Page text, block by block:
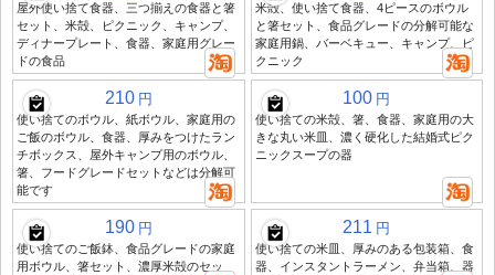
屋外使い捨て食器、三つ揃えの食器と箸
セット、米殻、ピクニック、キャンプ、
ディナープレート、食器、家庭用グレー
ドの食品
米殻、使い捨て食器、4ピースのボウル
と箸セット、食品グレードの分解可能な
家庭用鍋、バーベキュー、キャンプ、ピ
クニック
210 円
使い捨てのボウル、紙ボウル、家庭用の
ご飯のボウル、食器、厚みをつけたラン
チボックス、屋外キャンプ用のボウル、
箸、フードグレードセットなどは分解可
能です
100 円
使い捨ての米殻、箸、食器、家庭用の大
きな丸い米皿、濃く硬化した結婚式ピク
ニックスープの器
190 円
使い捨てのご飯鉢、食品グレードの家庭
用ボウル、箸セット、濃厚米殻のセッ
211 円
使い捨ての米皿、厚みのある包装箱、食
器、インスタントラーメン、弁当箱、器